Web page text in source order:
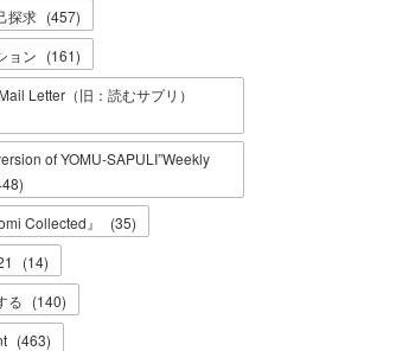
探求 (457)
ョン (161)
Letter（旧：読むサプリ）
of YOMU-SAPULI”Weekly
)
Collected』
(35)
(14)
る (140)
(463)